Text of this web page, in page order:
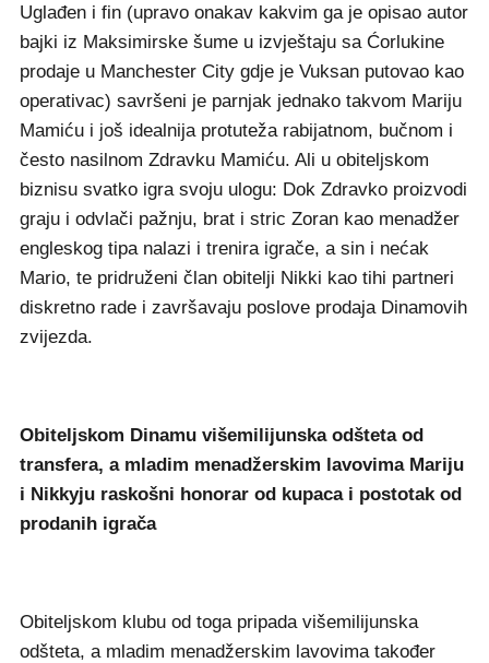
Uglađen i fin (upravo onakav kakvim ga je opisao autor
bajki iz Maksimirske šume u izvještaju sa Ćorlukine
prodaje u Manchester City gdje je Vuksan putovao kao
operativac) savršeni je parnjak jednako takvom Mariju
Mamiću i još idealnija protuteža rabijatnom, bučnom i
često nasilnom Zdravku Mamiću. Ali u obiteljskom
biznisu svatko igra svoju ulogu: Dok Zdravko proizvodi
graju i odvlači pažnju, brat i stric Zoran kao menadžer
engleskog tipa nalazi i trenira igrače, a sin i nećak
Mario, te pridruženi član obitelji Nikki kao tihi partneri
diskretno rade i završavaju poslove prodaja Dinamovih
zvijezda.
Obiteljskom Dinamu višemilijunska odšteta od
transfera, a mladim menadžerskim lavovima Mariju
i Nikkyju raskošni honorar od kupaca i postotak od
prodanih igrača
Obiteljskom klubu od toga pripada višemilijunska
odšteta, a mladim menadžerskim lavovima također